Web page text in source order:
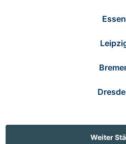
Essen
Weiter